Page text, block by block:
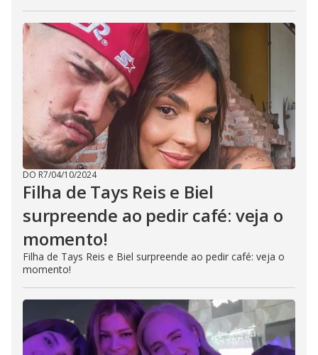
DO R7/04/10/2024
Filha de Tays Reis e Biel
surpreende ao pedir café: veja o
momento!
Filha de Tays Reis e Biel surpreende ao pedir café: veja o
momento!